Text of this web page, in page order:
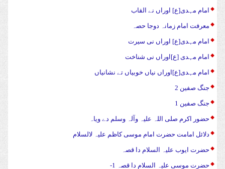
امام مہدی[ع] اوراں نے القاب
معرفت امام زمانہ دوجا حصہ
امام مہدی[ع] اوراں نی سیرت
امام مہدی [ع]اوراں نی شناخت
امام مہدی[ع]اوراں نیاں خوبیاں تے نشانیاں
جنگ صفین 2
جنگ صفین 1
حضور اکرم صلی اللہ علیہ وآلہ وسلم دے ویاہ
دلائل امامت حضرت امام موسی کاظم علیہ لالسلام
حضرت ایوب علیہ السلام دا قصہ
حضرت موسی علیہ السلام دا قصہ 1-